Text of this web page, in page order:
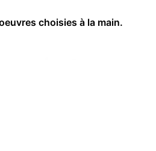
choisies à la main.